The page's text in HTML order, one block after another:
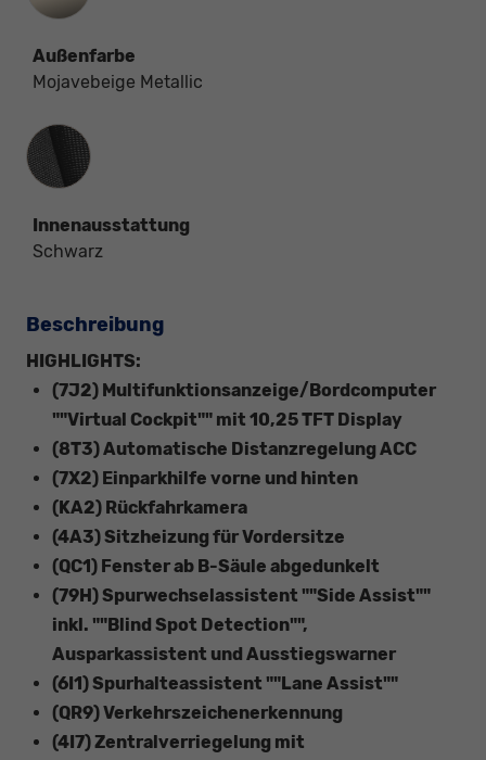
Außenfarbe
Mojavebeige Metallic
Innenausstattung
Innenausstattung
Schwarz
Beschreibung
HIGHLIGHTS:
(7J2) Multifunktionsanzeige/Bordcomputer
""Virtual Cockpit"" mit 10,25 TFT Display
(8T3) Automatische Distanzregelung ACC
(7X2) Einparkhilfe vorne und hinten
(KA2) Rückfahrkamera
(4A3) Sitzheizung für Vordersitze
(QC1) Fenster ab B-Säule abgedunkelt
(79H) Spurwechselassistent ""Side Assist""
inkl. ""Blind Spot Detection"",
Ausparkassistent und Ausstiegswarner
(6I1) Spurhalteassistent ""Lane Assist""
(QR9) Verkehrszeichenerkennung
(4I7) Zentralverriegelung mit